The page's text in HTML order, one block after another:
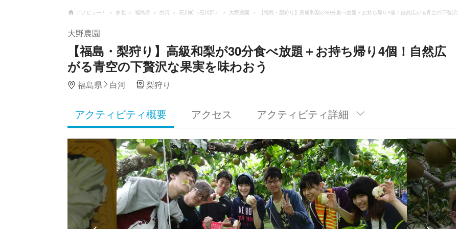
アソビュー！ 東北 福島県 白河 石川町（石川郡） 大野農園 【福島・梨狩り】高級和梨が30分食べ放題＋お持ち帰り4個！自然広がる青空の下贅
大野農園
【福島・梨狩り】高級和梨が30分食べ放題＋お持ち帰り4個！自然広
がる青空の下贅沢な果実を味わおう
福島県 白河 梨狩り
アクティビティ概要 アクセス アクティビティ詳細